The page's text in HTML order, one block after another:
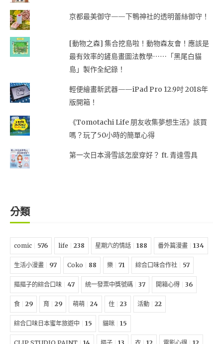
京都最美御守——下鴨神社的透明蕾絲御守！
[動物之森] 集合挖島啦！動物森友會！應該是
最有效率的鏟島畫圖法教學⋯⋯「黑尾白貓
島」製作全紀錄！
輕便繪畫新武器——iPad Pro 12.9吋 2018年
版開箱！
《Tomotachi Life 朋友收集夢想生活》該買
嗎？玩了50小時的簡單心得
第一次日本滑雪該怎麼穿好？ ft. 青達雪具
分類
comic 576 life 238 星期六的情話 188 番外篇漫畫 134
生活小漫畫 97 Coko 88 樂 71 綜合口味合作社 57
摳摳子的綜合口味 47 統一發票中獎號碼 37 開箱心得 36
食 29 育 29 萌萌 24 住 23 活動 22
綜合口味日本蜜年旅遊中 15 貓咪 15